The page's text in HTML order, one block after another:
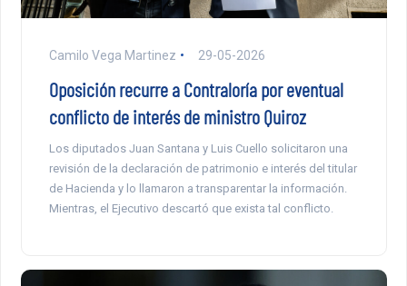
Camilo Vega Martinez 29-05-2026
Oposición recurre a Contraloría por eventual
conflicto de interés de ministro Quiroz
Los diputados Juan Santana y Luis Cuello solicitaron una
revisión de la declaración de patrimonio e interés del titular
de Hacienda y lo llamaron a transparentar la información.
Mientras, el Ejecutivo descartó que exista tal conflicto.